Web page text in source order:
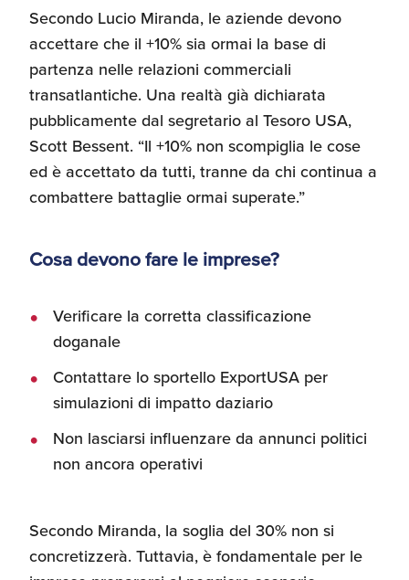
Secondo Lucio Miranda, le aziende devono
accettare che il +10% sia ormai la base di
partenza nelle relazioni commerciali
transatlantiche. Una realtà già dichiarata
pubblicamente dal segretario al Tesoro USA,
Scott Bessent. “Il +10% non scompiglia le cose
ed è accettato da tutti, tranne da chi continua a
combattere battaglie ormai superate.”
Cosa devono fare le imprese?
Verificare la corretta classificazione
doganale
Contattare lo sportello ExportUSA per
simulazioni di impatto daziario
Non lasciarsi influenzare da annunci politici
non ancora operativi
Secondo Miranda, la soglia del 30% non si
concretizzerà. Tuttavia, è fondamentale per le